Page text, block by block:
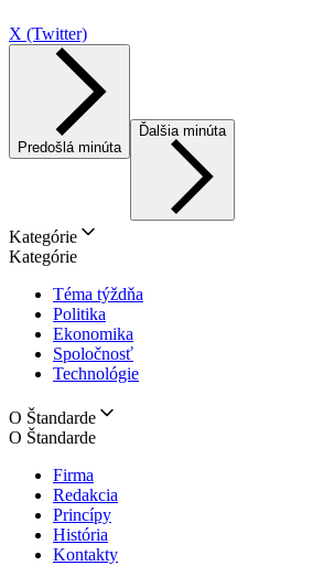
X (Twitter)
Predošlá minúta
Ďalšia minúta
Kategórie
Kategórie
Téma týždňa
Politika
Ekonomika
Spoločnosť
Technológie
O Štandarde
O Štandarde
Firma
Redakcia
Princípy
História
Kontakty